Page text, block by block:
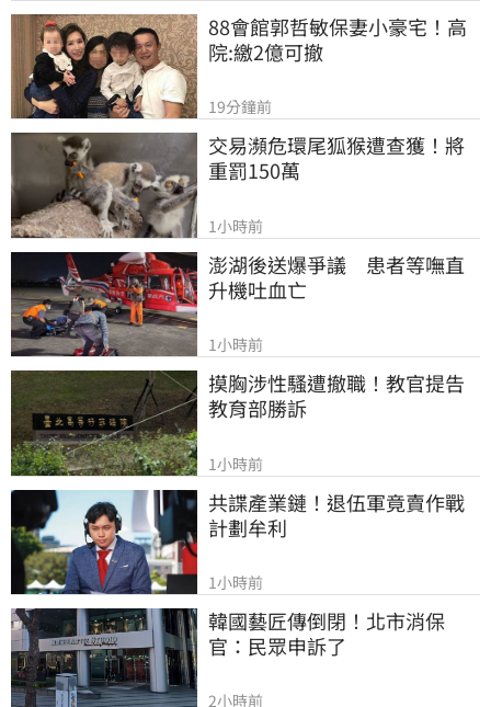
88會館郭哲敏保妻小豪宅！高
院:繳2億可撤
19分鐘前
交易瀕危環尾狐猴遭查獲！將
重罰150萬
1小時前
澎湖後送爆爭議　患者等嘸直
升機吐血亡
1小時前
摸胸涉性騷遭撤職！教官提告
教育部勝訴
1小時前
共諜產業鏈！退伍軍竟賣作戰
計劃牟利
1小時前
韓國藝匠傳倒閉！北市消保
官：民眾申訴了
2小時前